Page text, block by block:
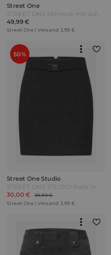
Street One
STREET ONE Minirock mit aufgesetzten Taschen - rustic rouge Rot
49,99 €
Street One | Versand: 3,99 €
50%
Street One Studio
STREET ONE STUDIO Rock in Woll-Optik - anthracite melange Grau
30,00 €
59,99 €
Street One | Versand: 3,99 €